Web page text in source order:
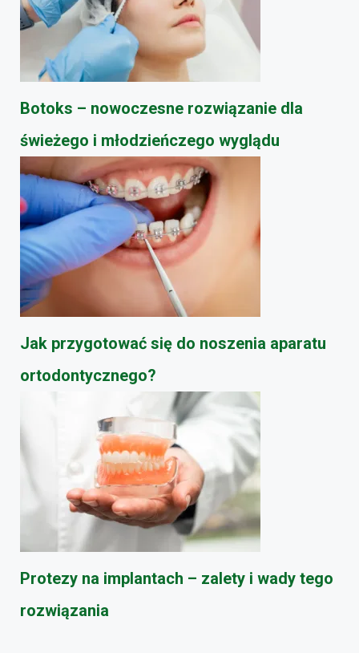
Botoks – nowoczesne rozwiązanie dla
świeżego i młodzieńczego wyglądu
Jak przygotować się do noszenia aparatu
ortodontycznego?
Protezy na implantach – zalety i wady tego
rozwiązania